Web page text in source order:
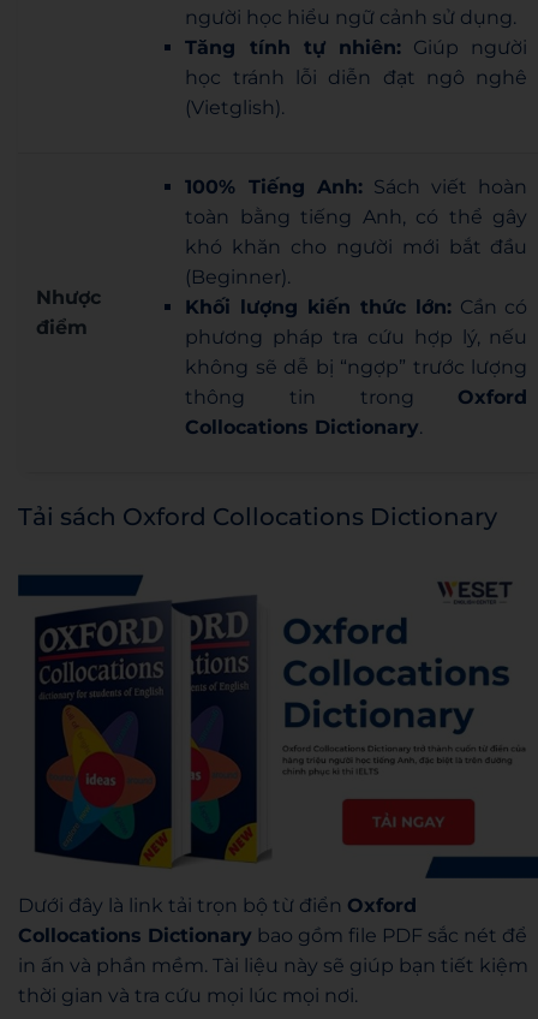
người học hiểu ngữ cảnh sử dụng.
Tăng tính tự nhiên:Giúp người
học tránh lỗi diễn đạt ngô nghê
(Vietglish).
Nhược
điểm
100% Tiếng Anh:Sách viết hoàn
toàn bằng tiếng Anh, có thể gây
khó khăn cho người mới bắt đầu
(Beginner).
Khối lượng kiến thức lớn:Cần có
phương pháp tra cứu hợp lý, nếu
không sẽ dễ bị “ngợp” trước lượng
thông tin trong Oxford
Collocations Dictionary.
Tải sách Oxford Collocations Dictionary
Dưới đây là link tải trọn bộ từ điển Oxford
Collocations Dictionary bao gồm file PDF sắc nét để
in ấn và phần mềm. Tài liệu này sẽ giúp bạn tiết kiệm
thời gian và tra cứu mọi lúc mọi nơi.